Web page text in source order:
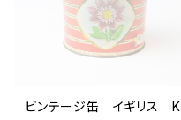
ビンテージ缶 イギリス K